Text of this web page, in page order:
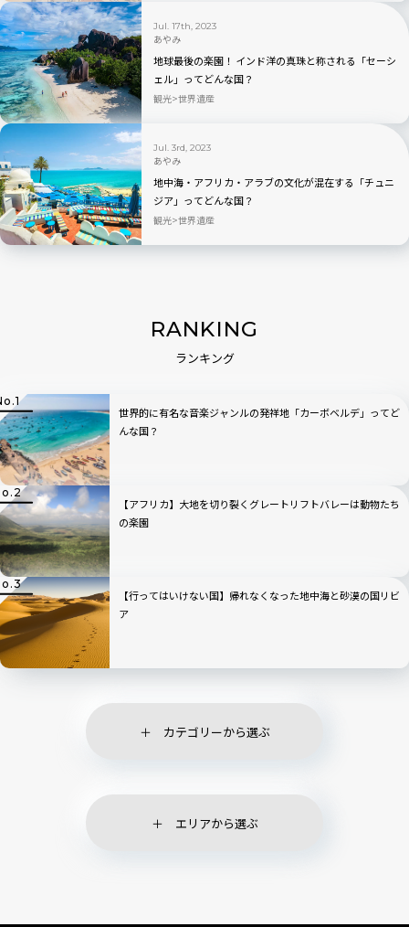
Jul. 17th, 2023
あやみ
地球最後の楽園！ インド洋の真珠と称される「セーシ
ェル」ってどんな国？
観光 世界遺産
Jul. 3rd, 2023
あやみ
地中海・アフリカ・アラブの文化が混在する「チュニ
ジア」ってどんな国？
観光 世界遺産
RANKING
ランキング
世界的に有名な音楽ジャンルの発祥地「カーボベルデ」ってど
んな国？
【アフリカ】大地を切り裂くグレートリフトバレーは動物たち
の楽園
【行ってはいけない国】帰れなくなった地中海と砂漠の国リビ
ア
カテゴリーから選ぶ
エリアから選ぶ